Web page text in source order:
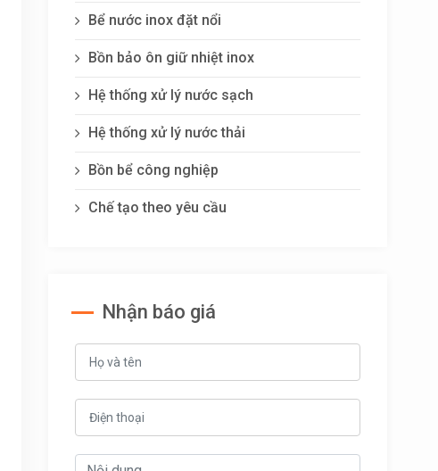
Bể nước inox đặt nổi
Bồn bảo ôn giữ nhiệt inox
Hệ thống xử lý nước sạch
Hệ thống xử lý nước thải
Bồn bể công nghiệp
Chế tạo theo yêu cầu
Nhận báo giá